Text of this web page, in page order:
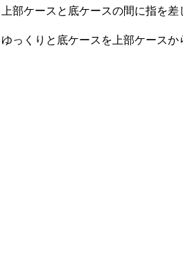
上部ケースと底ケースの間に指を差
ゆっくりと底ケースを上部ケースか